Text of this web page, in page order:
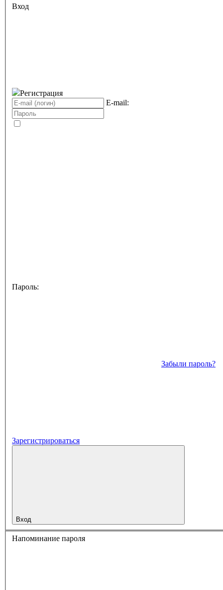
Вход
Регистрация
E-mail:
Пароль:
Забыли пароль?
Зарегистрироваться
Вход
Напоминание пароля